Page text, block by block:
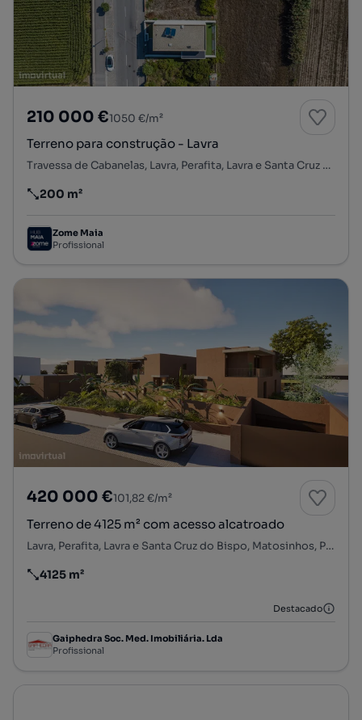
210 000 €1050 €/m²
Terreno para construção - Lavra
Travessa de Cabanelas, Lavra, Perafita, Lavra e Santa Cruz do Bispo, Matosinhos, Porto
Preço por metro quadrado
200 m²
Zome Maia
Profissional
420 000 €101,82 €/m²
Terreno de 4125 m² com acesso alcatroado
Lavra, Perafita, Lavra e Santa Cruz do Bispo, Matosinhos, Porto
Preço por metro quadrado
4125 m²
Destacado
Gaiphedra Soc. Med. Imobiliária. Lda
Profissional